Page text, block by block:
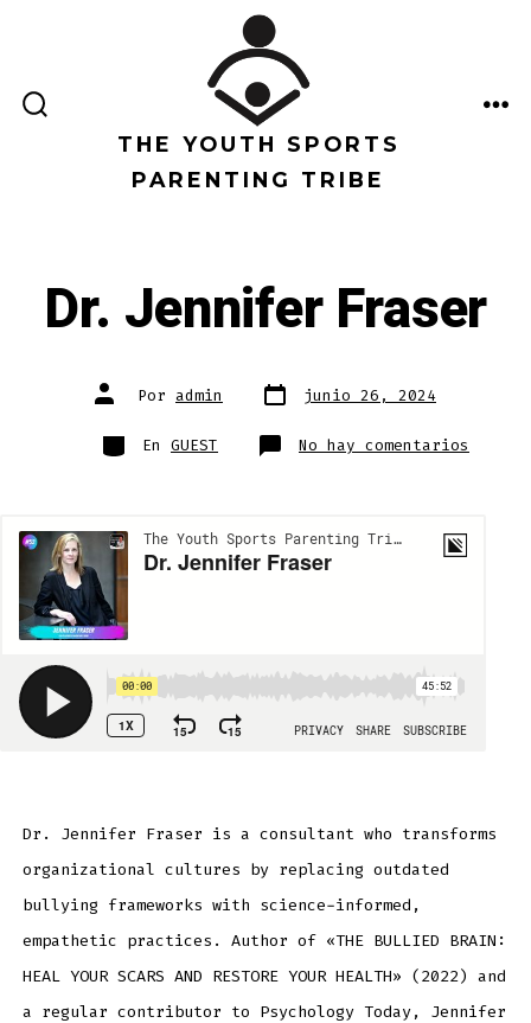
contenido
BÚSQUEDATHE YOUTH SPORTS
PARENTING TRIBE
Dr. Jennifer Fraser
Autor
de
entrada
Por admin Fecha
de
junio 26, 2024
Categorías
En GUEST No hay comentarios
Dr.
Dr. Jennifer Fraser is a consultant who transforms
organizational cultures by replacing outdated
bullying frameworks with science-informed,
empathetic practices. Author of «THE BULLIED BRAIN:
HEAL YOUR SCARS AND RESTORE YOUR HEALTH» (2022) and
a regular contributor to Psychology Today, Jennifer